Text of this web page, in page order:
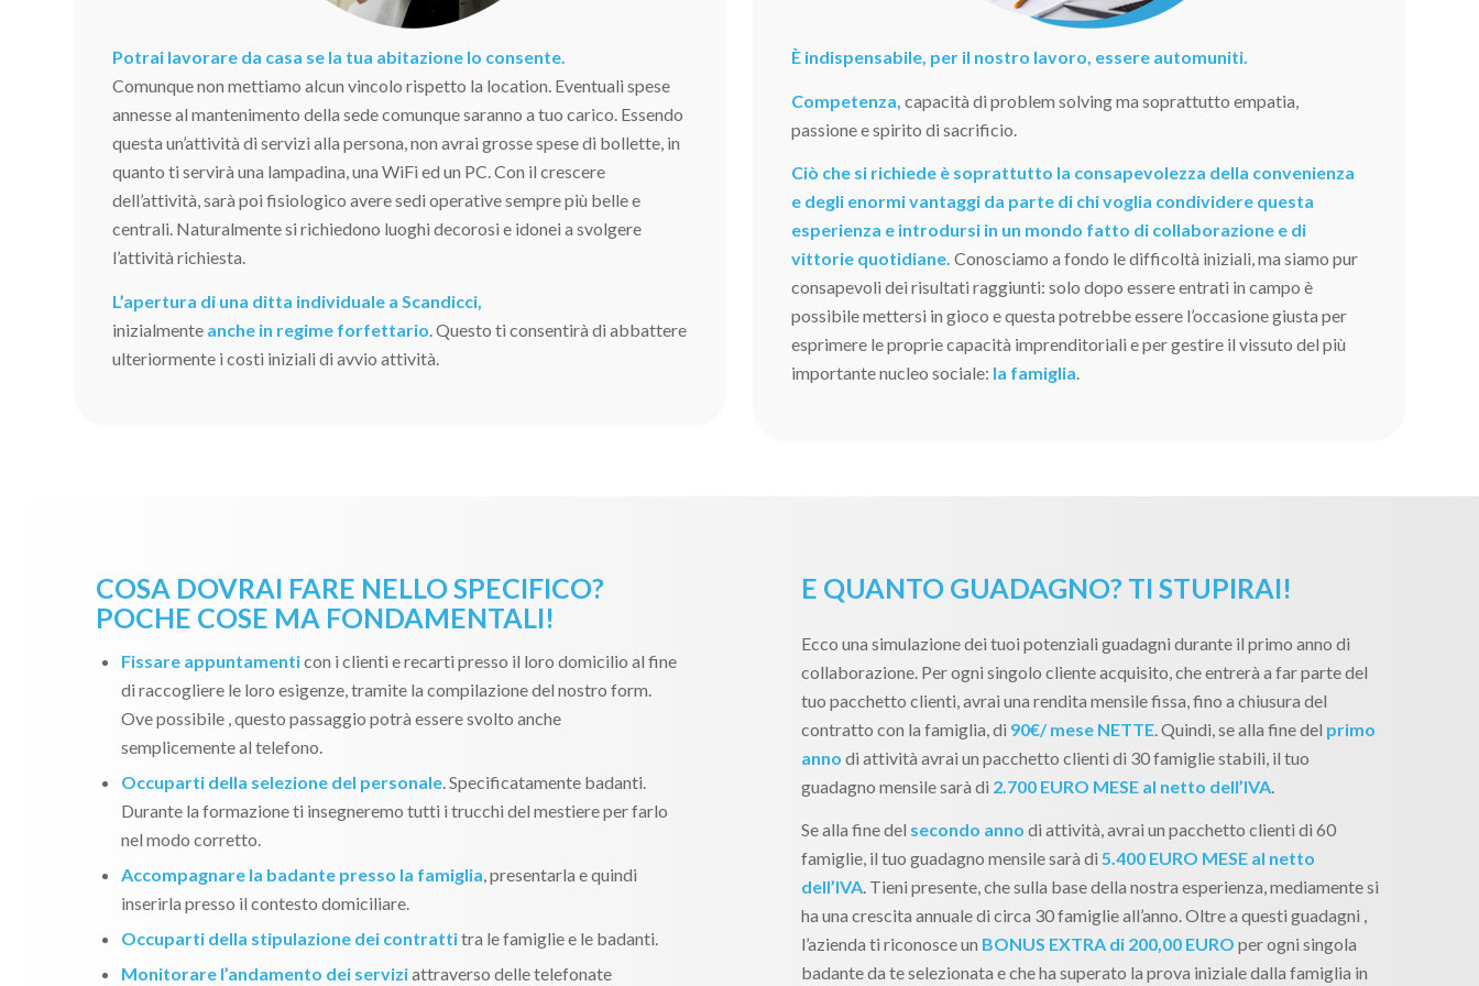
Potrai lavorare da casa se la tua abitazione lo consente.
Comunque non mettiamo alcun vincolo rispetto la location. Eventuali spese
annesse al mantenimento della sede comunque saranno a tuo carico. Essendo
questa un’attività di servizi alla persona, non avrai grosse spese di bollette, in
quanto ti servirà una lampadina, una WiFi ed un PC. Con il crescere
dell’attività, sarà poi fisiologico avere sedi operative sempre più belle e
centrali. Naturalmente si richiedono luoghi decorosi e idonei a svolgere
l’attività richiesta.
L’apertura di una ditta individuale a Scandicci,
inizialmente anche in regime forfettario . Questo ti consentirà di abbattere
ulteriormente i costi iniziali di avvio attività.
È indispensabile, per il nostro lavoro, essere automuniti.
Competenza,capacità di problem solving ma soprattutto empatia,
passione e spirito di sacrificio.
Ciò che si richiede è soprattutto la consapevolezza della convenienza
e degli enormi vantaggi da parte di chi voglia condividere questa
esperienza e introdursi in un mondo fatto di collaborazione e di
vittorie quotidiane. Conosciamo a fondo le difficoltà iniziali, ma siamo pur
consapevoli dei risultati raggiunti: solo dopo essere entrati in campo è
possibile mettersi in gioco e questa potrebbe essere l’occasione giusta per
esprimere le proprie capacità imprenditoriali e per gestire il vissuto del più
importante nucleo sociale: la famiglia.
COSA DOVRAI FARE NELLO SPECIFICO?
POCHE COSE MA FONDAMENTALI!
Fissare appuntamenticon i clienti e recarti presso il loro domicilio al fine
di raccogliere le loro esigenze, tramite la compilazione del nostro form.
Ove possibile , questo passaggio potrà essere svolto anche
semplicemente al telefono.
Occuparti della selezione del personale. Specificatamente badanti.
Durante la formazione ti insegneremo tutti i trucchi del mestiere per farlo
nel modo corretto.
Accompagnare la badante presso la famiglia, presentarla e quindi
inserirla presso il contesto domiciliare.
Occuparti della stipulazione dei contrattitra le famiglie e le badanti.
Monitorare l’andamento dei serviziattraverso delle telefonate
E QUANTO GUADAGNO? TI STUPIRAI!
Ecco una simulazione dei tuoi potenziali guadagni durante il primo anno di
collaborazione. Per ogni singolo cliente acquisito, che entrerà a far parte del
tuo pacchetto clienti, avrai una rendita mensile fissa, fino a chiusura del
contratto con la famiglia, di 90€/ mese NETTE . Quindi, se alla fine del primo
anno di attività avrai un pacchetto clienti di 30 famiglie stabili, il tuo
guadagno mensile sarà di 2.700 EURO MESE al netto dell’IVA
Se alla fine del secondo anno di attività, avrai un pacchetto clienti di 60
famiglie, il tuo guadagno mensile sarà di5.400 EURO MESE al netto
dell’IVA. Tieni presente, che sulla base della nostra esperienza, mediamente si
ha una crescita annuale di circa 30 famiglie all’anno. Oltre a questi guadagni ,
l’azienda ti riconosce un BONUS EXTRA di 200,00 EURO per ogni singola
badante da te selezionata e che ha superato la prova iniziale dalla famiglia in